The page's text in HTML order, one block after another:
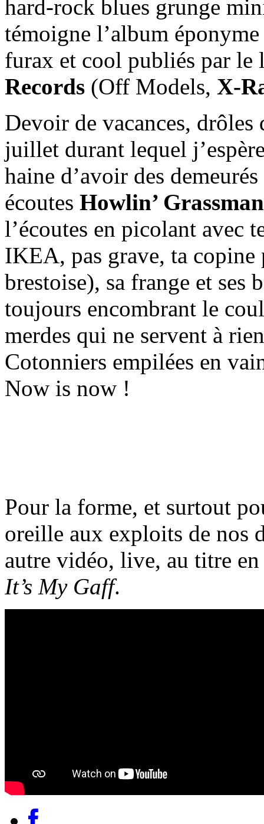
hard-rock blues grunge
témoigne l’album
furax et cool publiés par
Records (Off Models, X-
Devoir de vacances, drôles
juillet durant lequel
haine d’avoir des
écoutes Howlin’
l’écoutes en picolant avec
IKEA, pas grave, ta copine
brestoise), sa frange et ses
toujours encombrant le
merdes qui ne servent à
Cotonniers empilées en
Now is now !
Pour la forme, et surtout
oreille aux exploits de nos
autre vidéo, live, au titre
It’s My Gaff.